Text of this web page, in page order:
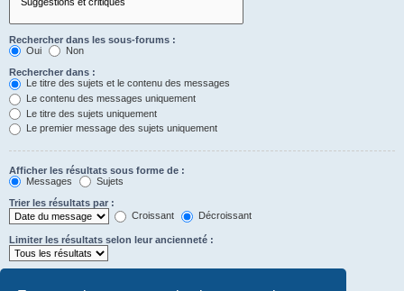
Rechercher dans les sous-forums :
Oui
Non
Rechercher dans :
Le titre des sujets et le contenu des messages
Le contenu des messages uniquement
Le titre des sujets uniquement
Le premier message des sujets uniquement
Afficher les résultats sous forme de :
Messages
Sujets
Trier les résultats par :
Croissant
Décroissant
Limiter les résultats selon leur ancienneté :